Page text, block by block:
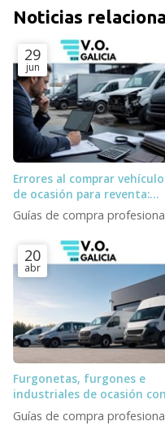
Noticias
29
jun
Errores al comprar
de ocasión para reventa:
stock fantasma, subastas y
logística
Guías de compra
20
abr
Furgonetas, furgones e
industriales de ocasión con
entrega inmediata para
profesionales
Guías de compra